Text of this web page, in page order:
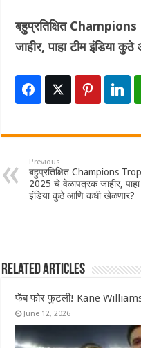
बहुप्रतिक्षित
जाहीर, पाहा टीम इंडिया
Previous
बहुप्रतिक्षित Champions
2025 चे वेळापत्रक जाहीर, पाहा
इंडिया कुठे आणि कधी खेळणार?
Related Articles
फॅब फोर फुटली! Kane
June 12, 2026